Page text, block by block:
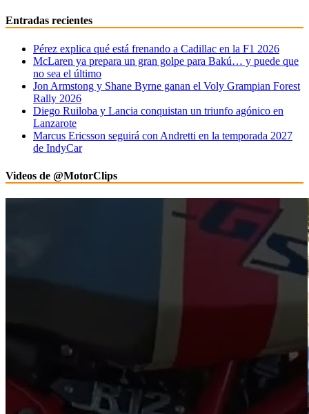
Entradas recientes
Pérez explica qué está frenando a Cadillac en la F1 2026
McLaren ya prepara un gran golpe para Bakú… y puede que
no sea el último
Jon Armstong y Shane Byrne ganan el Voly Grampian Forest
Rally 2026
Diego Ruiloba y Lancia conquistan un triunfo agónico en
Lanzarote
Marcus Ericsson seguirá con Andretti en la temporada 2027
de IndyCar
Videos de @MotorClips